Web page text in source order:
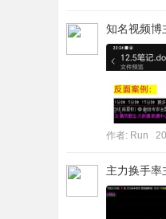
知名视频博
作者: Run
主力换手率